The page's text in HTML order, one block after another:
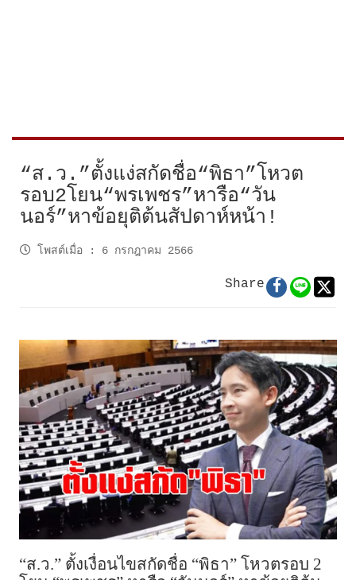
“ส.ว.”ตั้งแง่สกัดชื่อ“พิธา”โหวต
รอบ2โยน“พรเพชร”หารือ“วัน
นอร์”หาข้อยุติต้นสัปดาห์หน้า!
โพสต์เมื่อ : 6 กรกฎาคม 2566
Share
“ส.ว.” ตั้งเงื่อนไขสกัดชื่อ “พิธา” โหวตรอบ 2